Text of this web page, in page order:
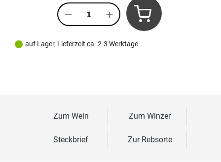
Produkt Anzahl: Gib den
auf Lager, Lieferzeit ca. 2-3 Werktage
Zum Wein Zum Winzer
Steckbrief Zur Rebsorte